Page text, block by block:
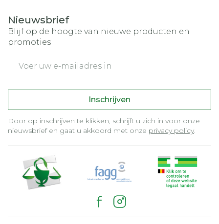
Nieuwsbrief
Blijf op de hoogte van nieuwe producten en
promoties
Inschrijven
Door op inschrijven te klikken, schrijft u zich in voor onze
nieuwsbrief en gaat u akkoord met onze privacy policy.